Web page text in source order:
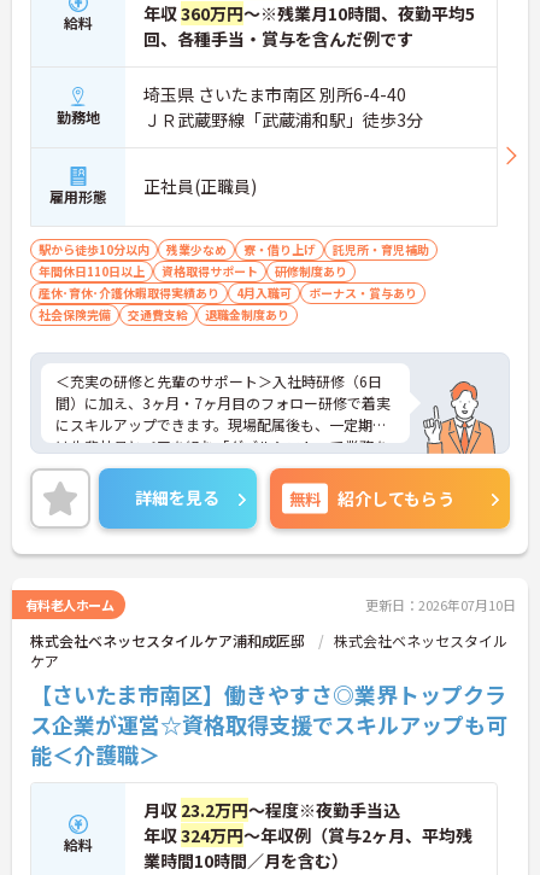
をしっかりと軽減しています ・ご自身で駐車場を手
配される場合はマイカーやバイクでの通勤も可能で
【プライベートを大切にできる働きやすい環境】
・残業は月平均10時間以下と少なくワークライフバ
ランスを保って働けます
・有給休暇の平均取得日数は年間9.0日としっかりお
休みを取れる環境です
・育児休業の取得実績がありご家庭の状況に合わせ
た働き方が可能です
【経験を活かせる温かい社風と充実のキャリア支
援】
・病院や医療度の高い施設でのご経験を存分に活か
・現場は温かみがあり介護への理解が深いスタッフ
が多く安心して働けます
・階層別研修が充実しており女性管理職も多数活躍
しているやりがいのある環境です
給料
年収360万円～※残業月10時間、夜勤平均5
回、各種手当・賞与を含んだ例です
勤務地
埼玉県 さいたま市南区 別所6-4-40
ＪＲ武蔵野線「武蔵浦和駅」徒歩3分
雇用形態 正社員(正職員)
駅から徒歩10分以内 残業少なめ 寮・借り上げ
託児所・育児補助
年間休日110日以上
資格取得サポート
研修制度あり
産休･育休･介護休暇取得実績あり
4月入職可
ボーナス・賞与あり
社会保険完備
交通費支給 退職金制度あり
＜充実の研修と先輩のサポート＞入社時研修（6日
間）に加え、3ヶ月・7ヶ月目のフォロー研修で着実
にスキルアップできます。現場配属後も、一定期間
は先輩社員とペアを組む「ダブルシフト」で業務を
習得できるので、一人で抱え込むことはありませ
ん。
＜頑張りが給与に直結！専門性を磨いて年収アップ
＞経験やスキルがしっかり給与に反映される仕組み
です。定期昇給に加え、独自の社内専門資格制度
の専門性を認定されると、1資格につき月給＋1万円
（最大4万円）の手当がつきます。キャリアアップす
れば年収UPも目指せるため、高いモチベーションで
働き続けられます。
＜家族も嬉しい！ベネッセグループならではの手厚
い福利厚生＞ご家族も支える制度が満載♪産休・育
休の取得実績も多数あり、ライフステージが変わっ
ても長く安心して働き続けられる環境が整っていま
す。
詳細を見る 無料 紹介してもらう
有料老人ホーム 更新日：2026年07月10日
株式会社ベネッセスタイルケア浦和成匠邸
株式会社ベネッセスタイル
ケア
【さいたま市南区】働きやすさ◎業界トップクラ
ス企業が運営☆資格取得支援でスキルアップも可
能＜介護職＞
給料
月収 23.2万円～程度※夜勤手当込
年収324万円～年収例（賞与2ヶ月、平均残
業時間10時間／月を含む）